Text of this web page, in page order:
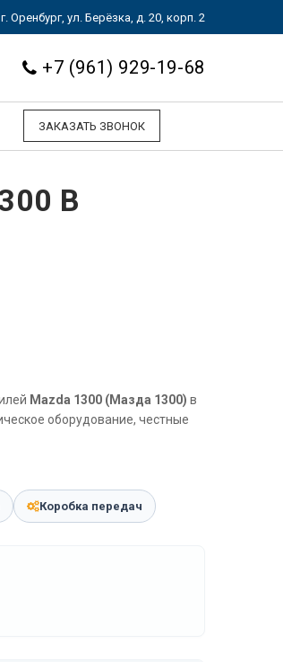
г. Оренбург, ул. Берёзка, д. 20, корп. 2
+7 (961) 929-19-68
ЗАКАЗАТЬ ЗВОНОК
В
Mazda 1300 (Мазда 1300) в
оборудование, честные
Коробка передач